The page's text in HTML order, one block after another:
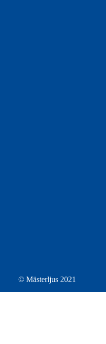
© Mästerljus 2021